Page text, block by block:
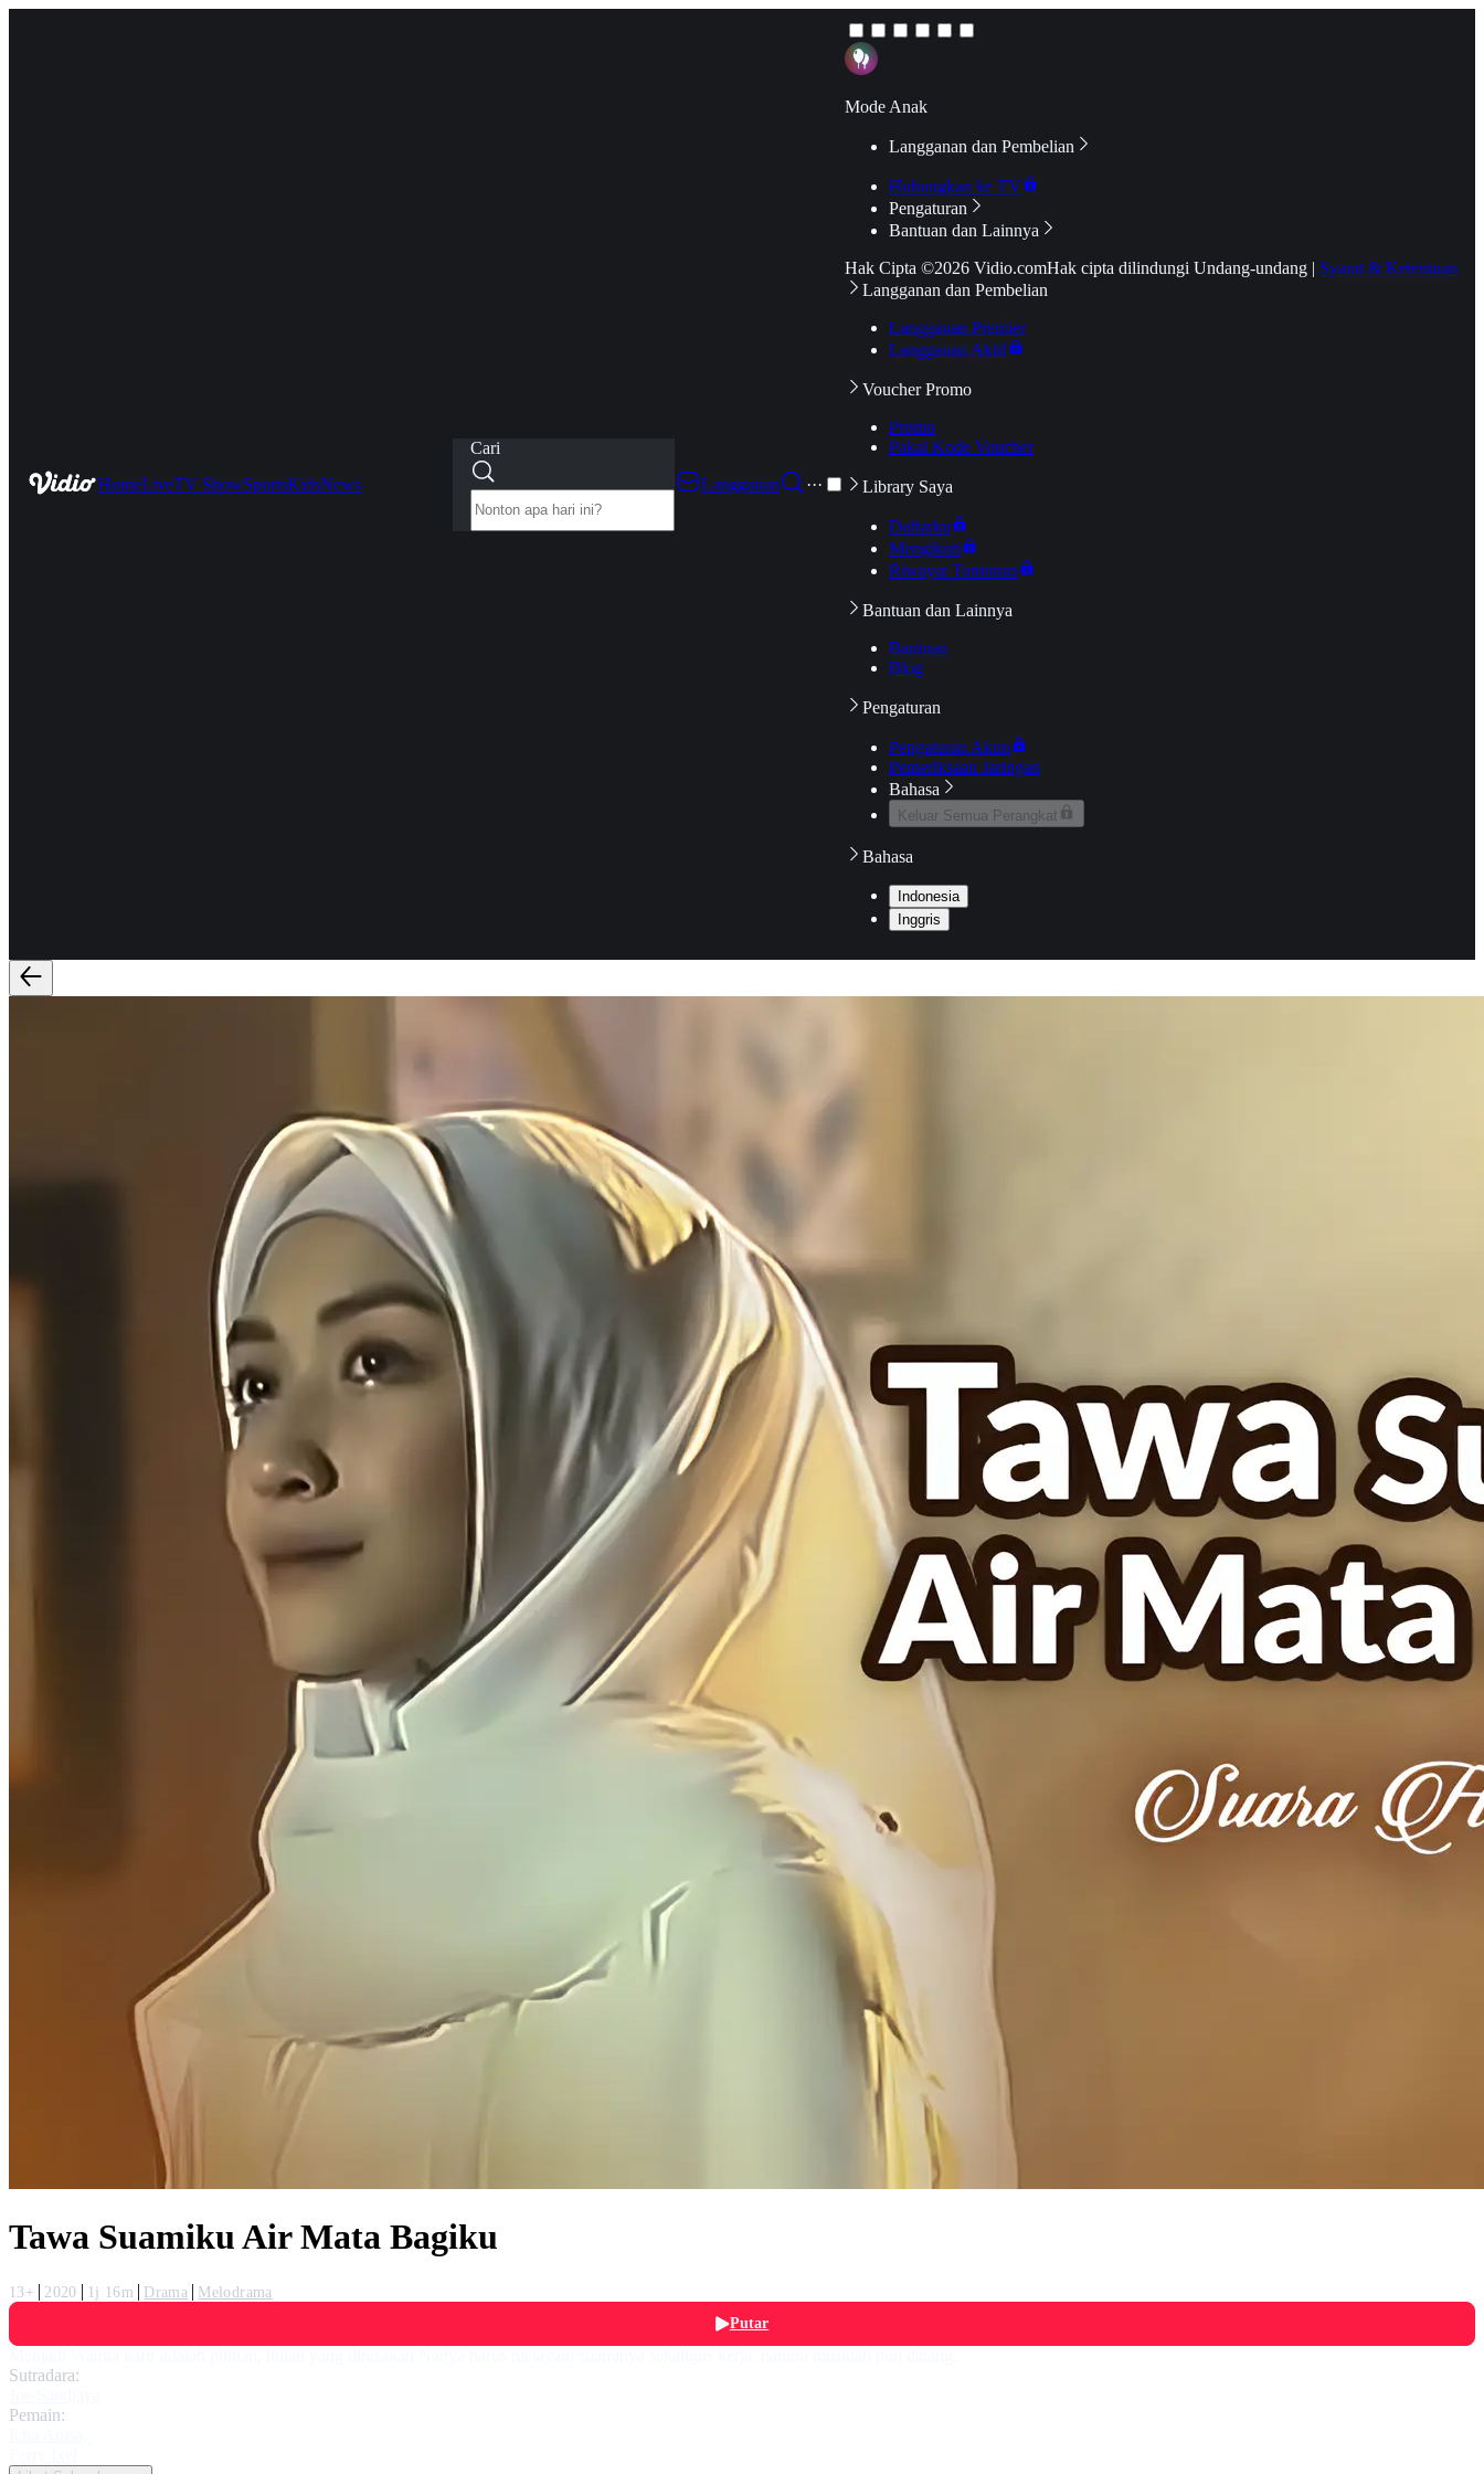
HomeLiveTV ShowSportsKidsNews
Cari
Langganan
···
Mode Anak
Langganan dan Pembelian
Hubungkan ke TV
Pengaturan
Bantuan dan Lainnya
Hak Cipta ©2026 Vidio.comHak cipta dilindungi Undang-undang | Syarat & Ketentuan
Langganan dan Pembelian
Langganan Premier
Langganan Aktif
Voucher Promo
Promo
Pakai Kode Voucher
Library Saya
Daftarku
Mengikuti
Riwayat Tontonan
Bantuan dan Lainnya
Bantuan
Blog
Pengaturan
Pengaturan Akun
Pemeriksaan Jaringan
Bahasa
Keluar Semua Perangkat
Bahasa
Indonesia
Inggris
Tawa Suamiku Air Mata Bagiku
13+ 2020 1j 16m Drama
Melodrama
Putar
Sutradara:
Pemain: